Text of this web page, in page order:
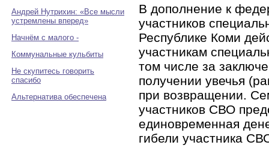
Андрей Нутрихин: «Все мысли
устремлены вперед»
Начнём с малого -
Коммунальные кульбиты
Не скупитесь говорить
спасибо
Альтернатива обеспечена
В дополнение к
участников
Республике Коми
участникам
том числе за
получении увечья
при возвращении.
участников СВО
единовременная
гибели участника